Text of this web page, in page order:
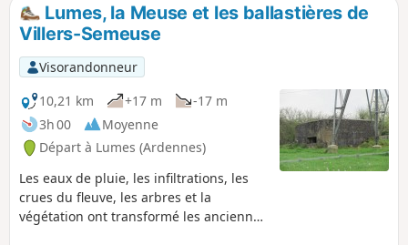
Lumes, la Meuse et les ballastières de
Villers-Semeuse
Visorandonneur
10,21 km
+17 m
-17 m
3h 00
Moyenne
Départ à Lumes (Ardennes)
Les eaux de pluie, les infiltrations, les
crues du fleuve, les arbres et la
végétation ont transformé les anciennes